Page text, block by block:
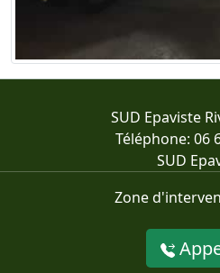
SUD Epaviste
Téléphone: 06
SUD
Zone